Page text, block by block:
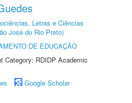
Letras e Ciências
José do Rio Preto)
DE EDUCAÇÃO
Category: RDIDP Academic
Google Scholar